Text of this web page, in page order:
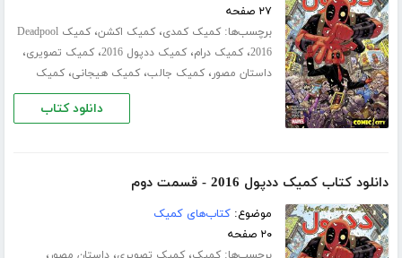
۲۷ صفحه
برچسب‌ها:کمیک کمدی،کمیک اکشن،
کمیک Deadpool
2016،کمیک درام،کمیک ددپول 2016 ،کمیک تصویری،
داستان مصور،کمیک جالب،کمیک هیجانی،کمیک
دانلود کتاب
دانلود کتاب کمیک ددپول 2016 - قسمت دوم
موضوع:کتاب‌های کمیک
۲۰ صفحه
کمیک کمیک تصویری داستان مصور